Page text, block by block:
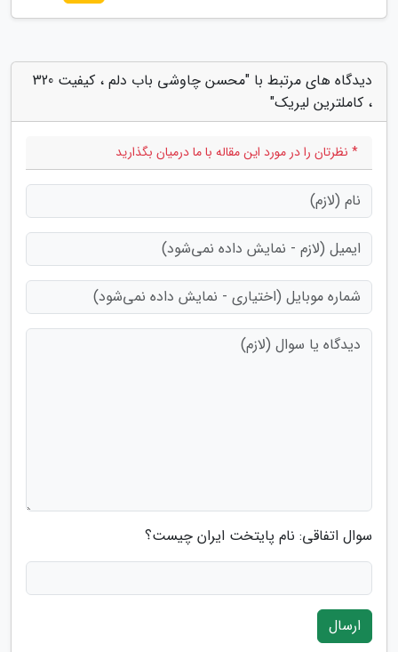
دیدگاه های مرتبط با "محسن چاوشی باب دلم ، کیفیت 320
، کاملترین لیریک"
* نظرتان را در مورد این مقاله با ما درمیان بگذارید
سوال اتفاقی: نام پایتخت ایران چیست؟
ارسال